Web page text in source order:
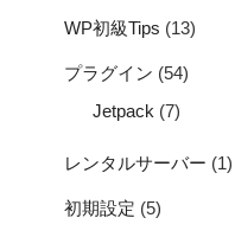
WP初級Tips (13)
プラグイン (54)
Jetpack (7)
レンタルサーバー (1)
初期設定 (5)